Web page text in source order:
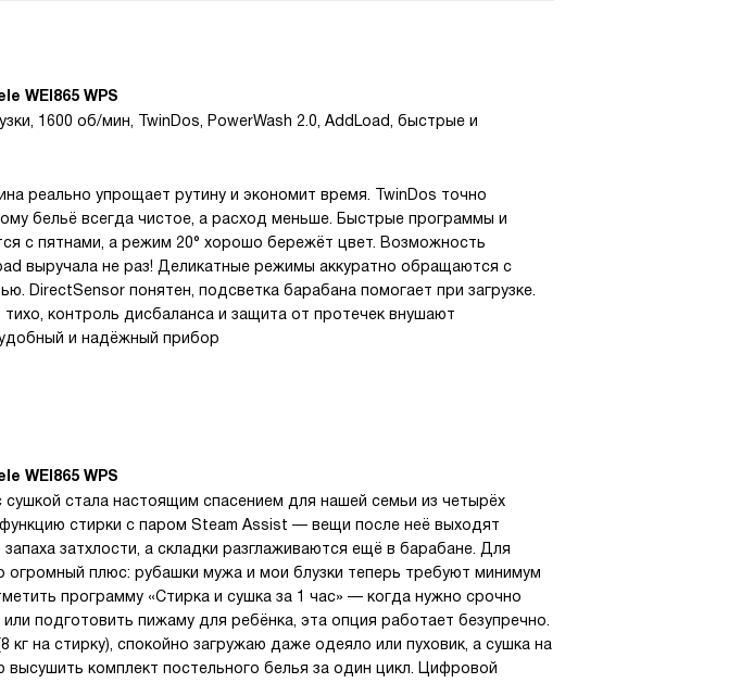
WEI865 WPS
1600 об/мин, TwinDos, PowerWash 2.0, AddLoad, быстрые и
реально упрощает рутину и экономит время. TwinDos точно
бельё всегда чистое, а расход меньше. Быстрые программы и
с пятнами, а режим 20° хорошо бережёт цвет. Возможность
выручала не раз! Деликатные режимы аккуратно обращаются с
DirectSensor понятен, подсветка барабана помогает при загрузке.
контроль дисбаланса и защита от протечек внушают
и надёжный прибор
WEI865 WPS
стала настоящим спасением для нашей семьи из четырёх
стирки с паром Steam Assist — вещи после неё выходят
затхлости, а складки разглаживаются ещё в барабане. Для
огромный плюс: рубашки мужа и мои блузки теперь требуют минимум
программу «Стирка и сушка за 1 час» — когда нужно срочно
подготовить пижаму для ребёнка, эта опция работает безупречно.
кг на стирку), спокойно загружаю даже одеяло или пуховик, а сушка на
высушить комплект постельного белья за один цикл. Цифровой